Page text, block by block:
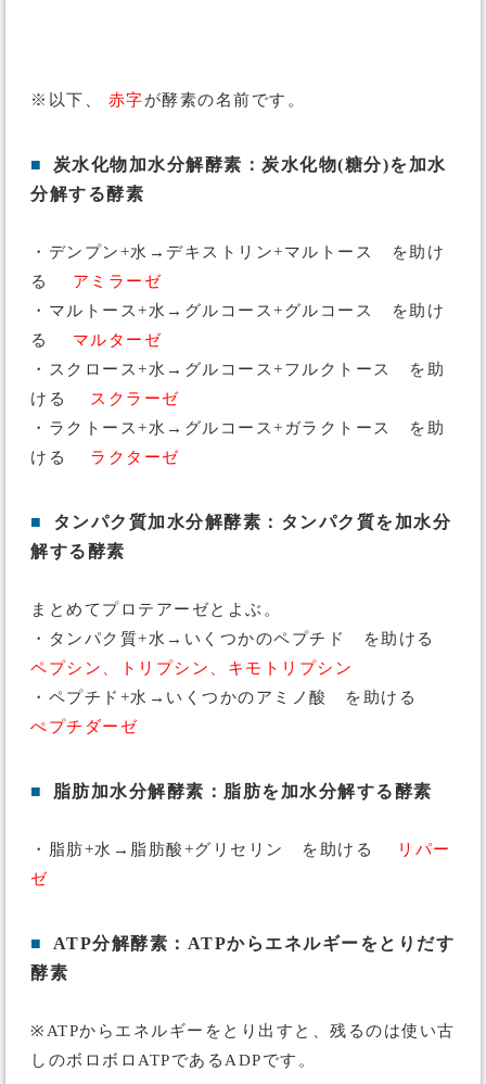
※以下、 赤字が酵素の名前です。
■
炭水化物加水分解酵素：炭水化物(糖分)を加水
分解する酵素
・デンプン+水→デキストリン+マルトース を助け
る
アミラーゼ
・マルトース+水→グルコース+グルコース を助け
る
マルターゼ
・スクロース+水→グルコース+フルクトース を助
ける
スクラーゼ
・ラクトース+水→グルコース+ガラクトース を助
ける
ラクターゼ
■
タンパク質加水分解酵素：タンパク質を加水分
解する酵素
まとめてプロテアーゼとよぶ。
・タンパク質+水→いくつかのペプチド を助ける
ペプシン、トリプシン、キモトリプシン
・ペプチド+水→いくつかのアミノ酸 を助ける
ぺプチダーゼ
■ 脂肪加水分解酵素：脂肪を加水分解する酵素
・脂肪+水→脂肪酸+グリセリン を助ける
リパー
ゼ
■
ATP分解酵素：ATPからエネルギーをとりだす
酵素
※ATPからエネルギーをとり出すと、残るのは使い古
しのボロボロATPであるADPです。